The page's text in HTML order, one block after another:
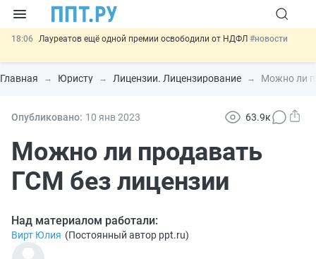
18:06 Лауреатов ещё одной премии освободили от НДФЛ #новости
17:37 Минтруд предложил обновить выписку из ИЛС#новости
16:53 Меняется форма отчёта по квоте для приёма на работу
13:02
платформу ГИС ЕЦП до 31 августа
#новости
Главная Юристу Лицензии. Лицензирование Можно ли
Опубликовано: 10 янв2023 63.9к
Можно ли продавать
ГСМ без лицензии
Над материалом работали:
Вирт Юлия (Постоянный автор ppt.ru)